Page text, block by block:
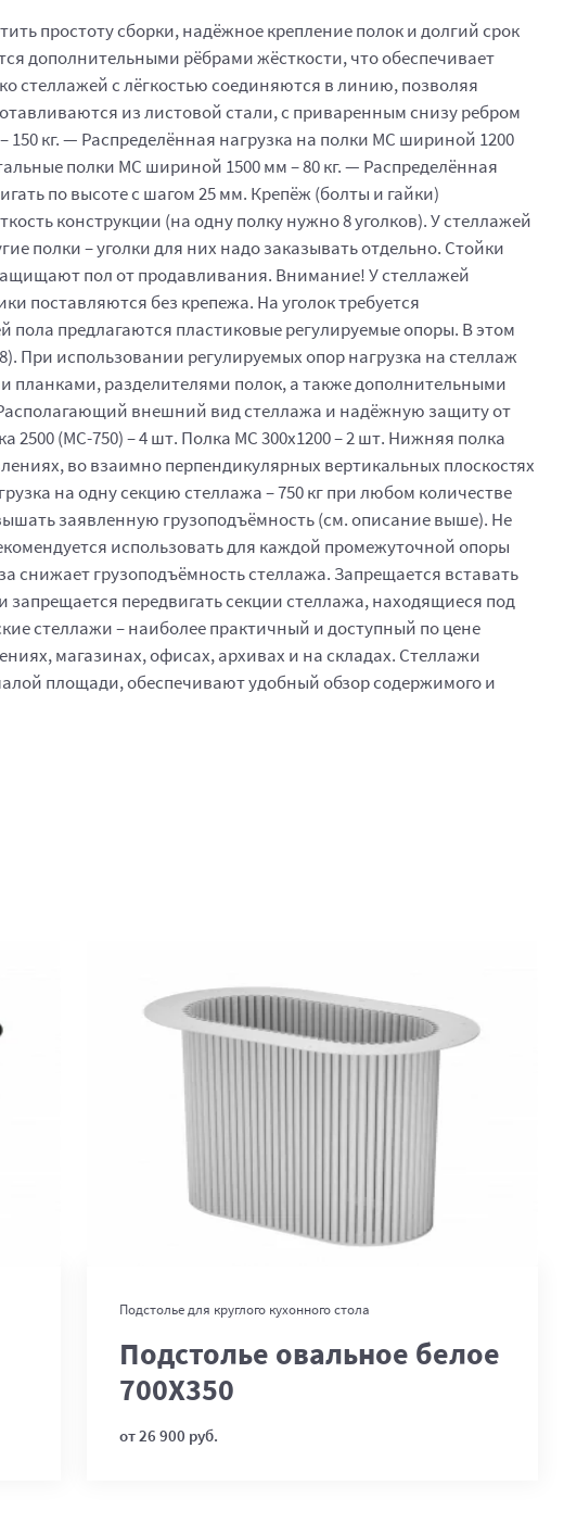
простоту сборки, надёжное крепление полок и долгий срок
дополнительными рёбрами жёсткости, что обеспечивает
стеллажей с лёгкостью соединяются в линию, позволяя
из листовой стали, с приваренным снизу ребром
кг. — Распределённая нагрузка на полки МС шириной 1200
полки МС шириной 1500 мм – 80 кг. — Распределённая
по высоте с шагом 25 мм. Крепёж (болты и гайки)
конструкции (на одну полку нужно 8 уголков). У стеллажей
полки – уголки для них надо заказывать отдельно. Стойки
пол от продавливания. Внимание! У стеллажей
поставляются без крепежа. На уголок требуется
пола предлагаются пластиковые регулируемые опоры. В этом
При использовании регулируемых опор нагрузка на стеллаж
разделителями полок, а также дополнительными
Располагающий внешний вид стеллажа и надёжную защиту от
2500 (МС-750) – 4 шт. Полка МС 300x1200 – 2 шт. Нижняя полка
во взаимно перпендикулярных вертикальных плоскостях
на одну секцию стеллажа – 750 кг при любом количестве
заявленную грузоподъёмность (см. описание выше). Не
использовать для каждой промежуточной опоры
снижает грузоподъёмность стеллажа. Запрещается вставать
передвигать секции стеллажа, находящиеся под
стеллажи – наиболее практичный и доступный по цене
магазинах, офисах, архивах и на складах. Стеллажи
площади, обеспечивают удобный обзор содержимого и
В корзину
Подстолье для круглого кухонного стола
Подстолье овальное белое
700Х350
от 26 900 руб.